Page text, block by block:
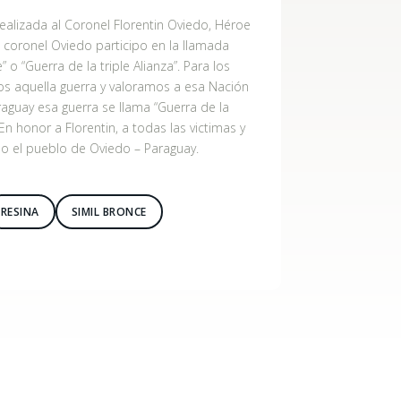
al Coronel Florentin Oviedo, Héroe
coronel Oviedo participo en la llamada
o “Guerra de la triple Alianza”. Para los
aquella guerra y valoramos a esa Nación
esa guerra se llama “Guerra de la
honor a Florentin, a todas las victimas y
el pueblo de Oviedo – Paraguay.
RESINA SIMIL BRONCE